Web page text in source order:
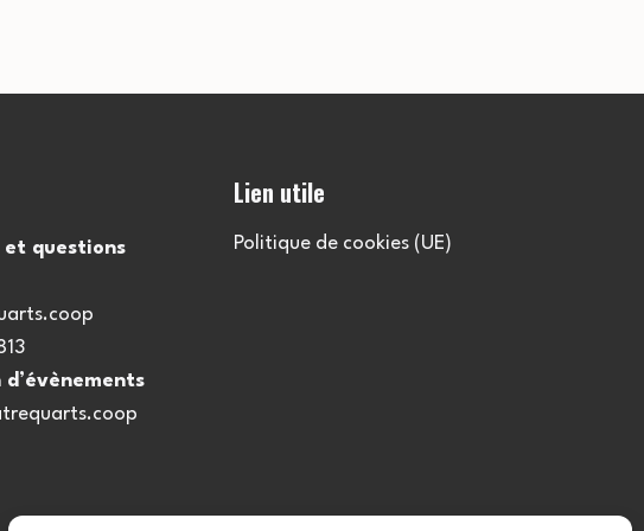
et questions
Lien utile
Politique de cookies (UE)